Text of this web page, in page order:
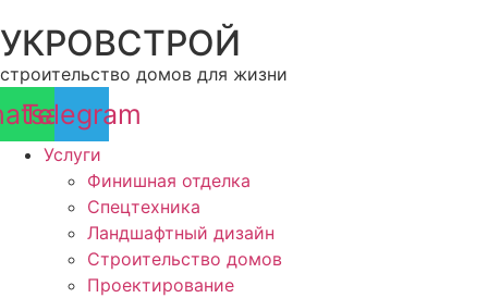
к
УКРОВСТРОЙ
строительство домов для жизни
Telegram
Услуги
Финишная отделка
Спецтехника
Ландшафтный дизайн
Строительство домов
Проектирование